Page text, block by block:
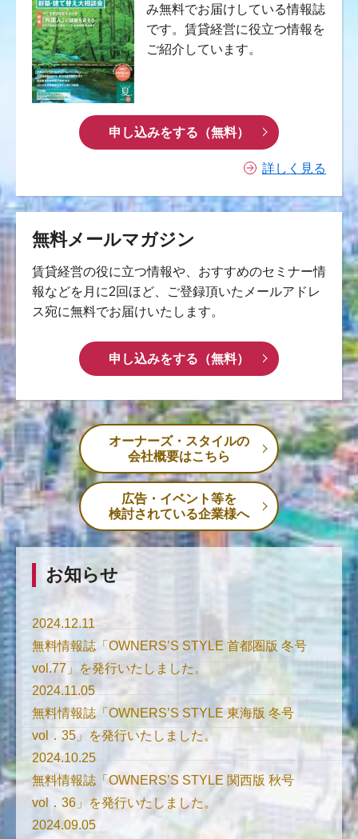
み無料でお届けしている情報誌
です。賃貸経営に役立つ情報を
ご紹介しています。
申し込みをする（無料）
詳しく見る
無料メールマガジン
賃貸経営の役に立つ情報や、おすすめのセミナー情
報などを月に2回ほど、ご登録頂いたメールアドレ
ス宛に無料でお届けいたします。
申し込みをする（無料）
オーナーズ・スタイルの
会社概要はこちら
広告・イベント等を
検討されている企業様へ
お知らせ
2024.12.11
無料情報誌「OWNERS’S STYLE 首都圏版 冬号
vol.77」を発行いたしました。
2024.11.05
無料情報誌「OWNERS’S STYLE 東海版 冬号
vol．35」を発行いたしました。
2024.10.25
無料情報誌「OWNERS’S STYLE 関西版 秋号
vol．36」を発行いたしました。
2024.09.05